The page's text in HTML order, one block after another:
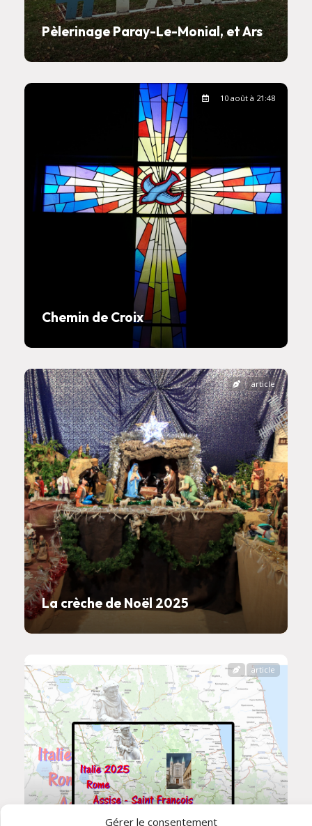
Gérer le consentement
Pèlerinage Paray-Le-Monial, et Ars
Chemin de Croix
10 août à 21:48
La crèche de Noël 2025
article
article